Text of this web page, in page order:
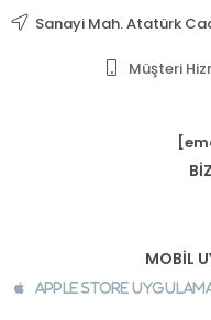
Sanayi Mah. Atatürk
Müşteri
MOBİL
Apple Store